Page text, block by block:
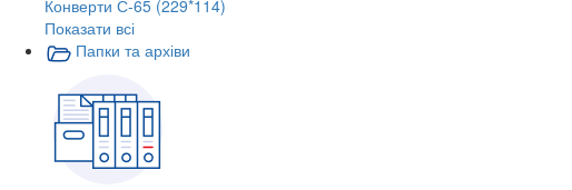
Конверти С-65 (229*114)
Показати всі
Папки та архіви